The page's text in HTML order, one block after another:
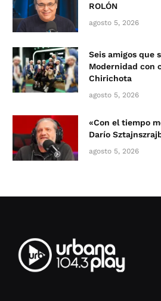
ROLÓN
agosto 5, 2026
Seis amigos que
Modernidad con
Chirichota
agosto 5, 2026
«Con el tiempo
Darío
agosto 5, 2026